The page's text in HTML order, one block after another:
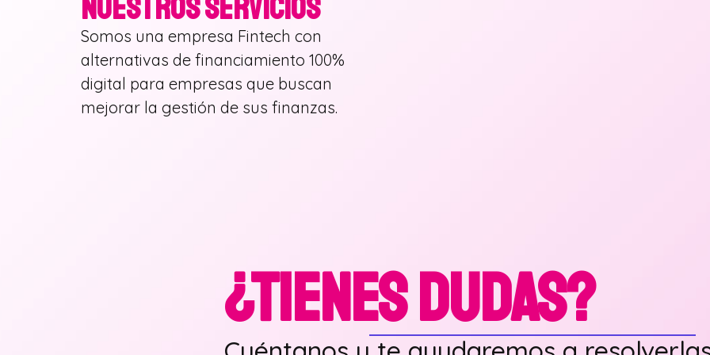
NUESTROS SERVICIOS
Somos una empresa Fintech con
alternativas de financiamiento 100%
digital para empresas que buscan
mejorar la gestión de sus finanzas.
¿TIENES DUDAS?